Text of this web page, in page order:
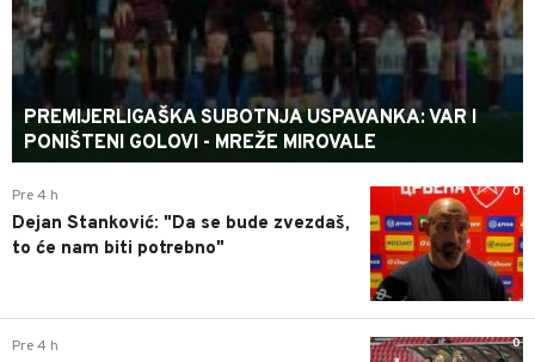
PREMIJERLIGAŠKA SUBOTNJA USPAVANKA: VAR I
PONIŠTENI GOLOVI - MREŽE MIROVALE
0
Pre 4 h
Dejan Stanković: "Da se bude zvezdaš,
to će nam biti potrebno"
0
Pre 4 h